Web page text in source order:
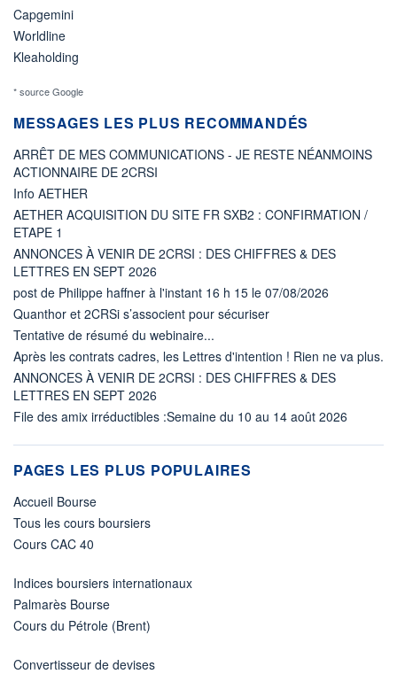
Capgemini
Worldline
Kleaholding
* source Google
MESSAGES LES PLUS RECOMMANDÉS
ARRÊT DE MES COMMUNICATIONS - JE RESTE NÉANMOINS
ACTIONNAIRE DE 2CRSI
Info AETHER
AETHER ACQUISITION DU SITE FR SXB2 : CONFIRMATION /
ETAPE 1
ANNONCES À VENIR DE 2CRSI : DES CHIFFRES & DES
LETTRES EN SEPT 2026
post de Philippe haffner à l'instant 16 h 15 le 07/08/2026
Quanthor et 2CRSi s’associent pour sécuriser
Tentative de résumé du webinaire...
Après les contrats cadres, les Lettres d'intention ! Rien ne va plus.
ANNONCES À VENIR DE 2CRSI : DES CHIFFRES & DES
LETTRES EN SEPT 2026
File des amix irréductibles :Semaine du 10 au 14 août 2026
PAGES LES PLUS POPULAIRES
Accueil Bourse
Tous les cours boursiers
Cours CAC 40
Indices boursiers internationaux
Palmarès Bourse
Cours du Pétrole (Brent)
Convertisseur de devises